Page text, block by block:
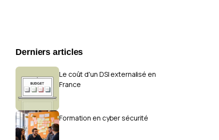
Derniers articles
Le coût d'un DSI externalisé en
France
Formation en cyber sécurité